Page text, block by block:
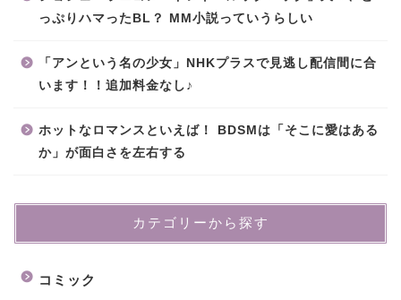
っぷりハマったBL？ MM小説っていうらしい
「アンという名の少女」NHKプラスで見逃し配信間に合
います！！追加料金なし♪
ホットなロマンスといえば！ BDSMは「そこに愛はある
か」が面白さを左右する
カテゴリーから探す
コミック